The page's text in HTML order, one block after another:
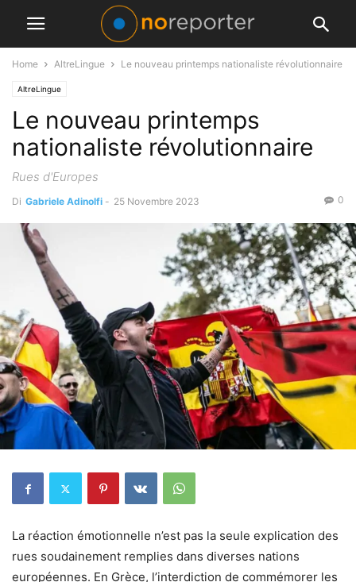
Home AltreLingue Le nouveau printemps nationaliste révolutionnaire
AltreLingue
Le nouveau printemps
nationaliste révolutionnaire
Rues d'Europes
Di Gabriele Adinolfi - 25 Novembre 2023 0
La réaction émotionnelle n’est pas la seule explication des
rues soudainement remplies dans diverses nations
européennes. En Grèce, l’interdiction de commémorer les